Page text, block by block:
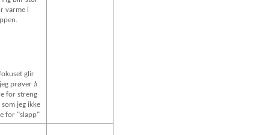
varme i
glir
prøver å
for streng
jeg ikke
for "slapp"